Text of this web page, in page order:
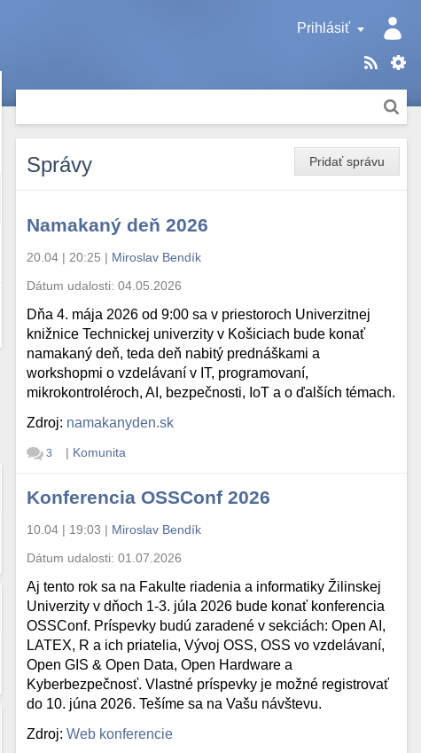
Prihlásiť
Pridať správu
Správy
Namakaný deň 2026
20.04 | 20:25 | Miroslav Bendík
Dátum udalosti:04.05.2026
Dňa 4. mája 2026 od 9:00 sa v priestoroch Univerzitnej
knižnice Technickej univerzity v Košiciach bude konať
namakaný deň, teda deň nabitý prednáškami a
workshopmi o vzdelávaní v IT, programovaní,
mikrokontroléroch, AI, bezpečnosti, IoT a o ďalších témach.
Zdroj: namakanyden.sk
3 | Komunita
Konferencia OSSConf 2026
10.04 | 19:03 | Miroslav Bendík
Dátum udalosti:01.07.2026
Aj tento rok sa na Fakulte riadenia a informatiky Žilinskej
Univerzity v dňoch 1-3. júla 2026 bude konať konferencia
OSSConf. Príspevky budú zaradené v sekciách: Open AI,
LATEX, R a ich priatelia, Vývoj OSS, OSS vo vzdelávaní,
Open GIS & Open Data, Open Hardware a
Kyberbezpečnosť. Vlastné príspevky je možné registrovať
do 10. júna 2026. Tešíme sa na Vašu návštevu.
Zdroj:Web konferencie